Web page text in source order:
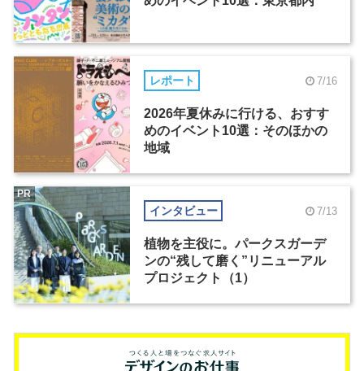
レポート 7/16
2026年夏休みに行ける、おすす
めのイベント10選：そのほかの
地域
インタビュー 7/13
植物を主役に。パークスガーデ
ンの“残して磨く”リニューアル
プロジェクト（1）
PR